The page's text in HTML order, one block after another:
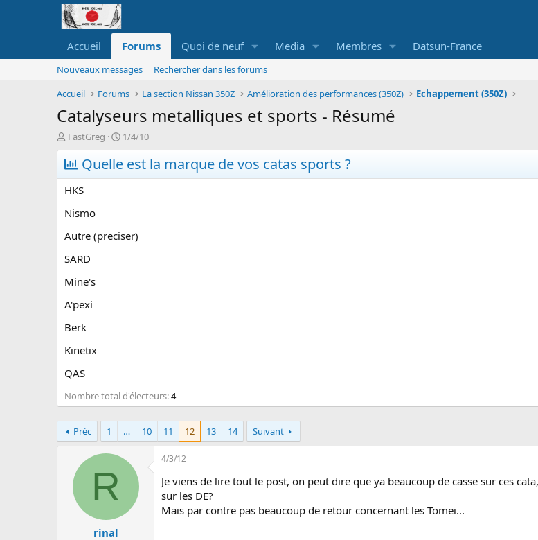
Accueil Forums Quoi de neuf Media Membres Datsun-France
Nouveaux messages
Rechercher dans les forums
Accueil
Forums La section Nissan 350Z Amélioration des performances (350Z) Echappement (350Z)
Catalyseurs metalliques et sports - Résumé
A
u
t
e
u
r
d
l
d
s
u
s
s
i
n
FastGreg
D
a
t
e
b
1/4/10
Quelle est la marque de vos catas sports ?
HKS
Nismo
Autre (preciser)
SARD
Mine's
A'pexi
Berk
Kinetix
QAS
Nombre total d'électeurs 4
Préc 1 … 10 11 12 13 14 Suivant
R
rinal
4/3/12
Je viens de lire tout le post, on peut dire que ya beaucoup de casse sur ces
sur les DE?
Mais par contre pas beaucoup de retour concernant les Tomei...